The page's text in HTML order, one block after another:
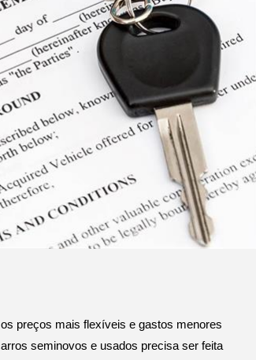
preços mais flexíveis e gastos menores
seminovos e usados precisa ser feita